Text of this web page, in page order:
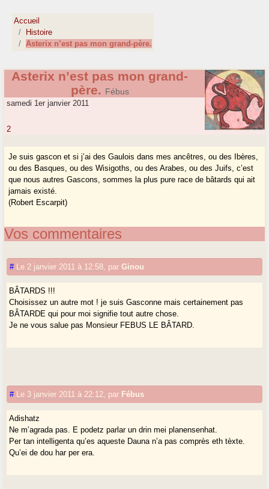
Accueil
Histoire
Asterix n’est pas mon grand-père.
Asterix n’est pas mon grand-
père. Fébus
samedi 1er janvier 2011
2
Je suis gascon et si j’ai des Gaulois dans mes ancêtres, ou des Ibères,
ou des Basques, ou des Wisigoths, ou des Arabes, ou des Juifs, c’est
que nous autres Gascons, sommes la plus pure race de bâtards qui ait
jamais existé.
(Robert Escarpit)
Vos commentaires
# Le 2 janvier 2011 à 12:58 parGinou
BÂTARDS !!!
Choisissez un autre mot ! je suis Gasconne mais certainement pas
BÂTARDE qui pour moi signifie tout autre chose.
Je ne vous salue pas Monsieur FEBUS LE BÂTARD.
# Le 3 janvier 2011 à 22:12 par Fébus
Adishatz
Ne m’agrada pas. E podetz parlar un drin mei planensenhat.
Per tan intelligenta qu’es aqueste Dauna n’a pas comprès eth tèxte.
Qu’ei de dou har per era.